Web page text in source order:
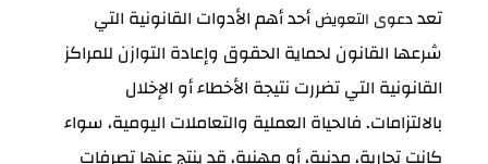
تعددعوى التعويضأحد أهم الأدوات القانونية التي
شرعها القانون لحماية الحقوق وإعادة التوازن للمراكز
القانونية التي تضررت نتيجة الأخطاء أو الإخلال
بالالتزامات. فالحياة العملية والتعاملات اليومية، سواء
كانت تجارية، مدنية، أو مهنية، قد ينتج عنها تصرفات